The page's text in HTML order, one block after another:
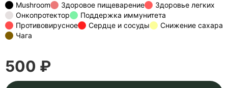
Mushroom Здоровое пищеварение
Здоровье легких
Онкопротектор
Поддержка иммунитета
Противовирусное
Сердце и сосуды
Снижение сахара
Чага
500 ₽